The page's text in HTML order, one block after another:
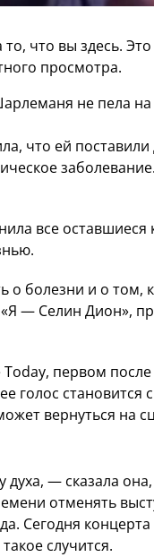
что вы здесь.
просмотра.
не пела на
что ей
все
о болезни и о том,
— Селин Дион»,
первом после
голос
вернуться на
духа, — сказала
отменять
Сегодня
случится.